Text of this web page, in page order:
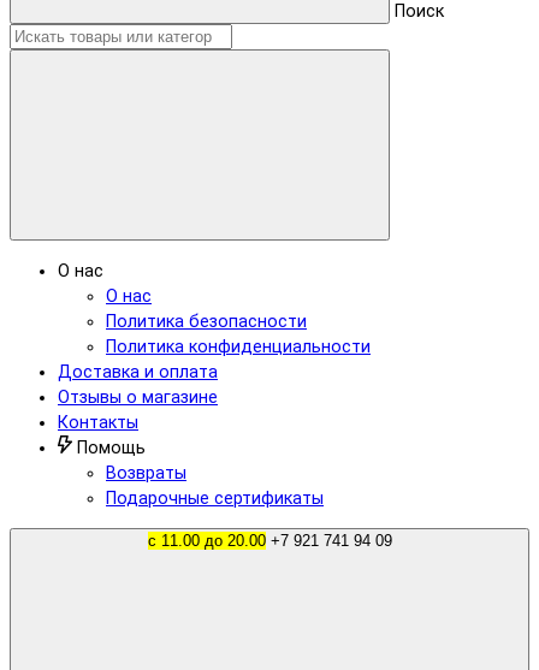
Поиск
О нас
О нас
Политика безопасности
Политика конфиденциальности
Доставка и оплата
Отзывы о магазине
Контакты
Помощь
Возвраты
Подарочные сертификаты
с 11.00 до 20.00 +7 921 741 94 09